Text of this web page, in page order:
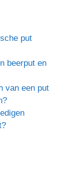
put
beerput en
van een put